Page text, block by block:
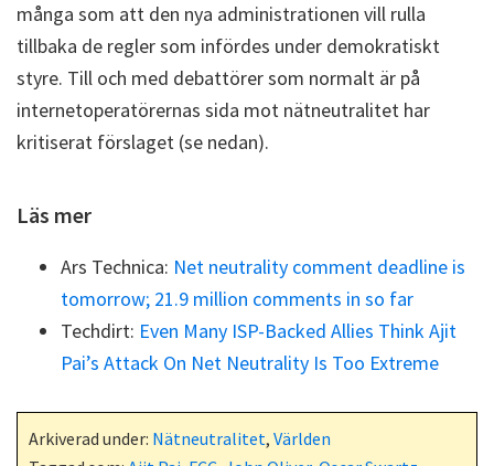
många som att den nya administrationen vill rulla
tillbaka de regler som infördes under demokratiskt
styre. Till och med debattörer som normalt är på
internetoperatörernas sida mot nätneutralitet har
kritiserat förslaget (se nedan).
Läs mer
Ars Technica: Net neutrality comment deadline is
tomorrow; 21.9 million comments in so far
Techdirt: Even Many ISP-Backed Allies Think Ajit
Pai’s Attack On Net Neutrality Is Too Extreme
Arkiverad under: Nätneutralitet, Världen